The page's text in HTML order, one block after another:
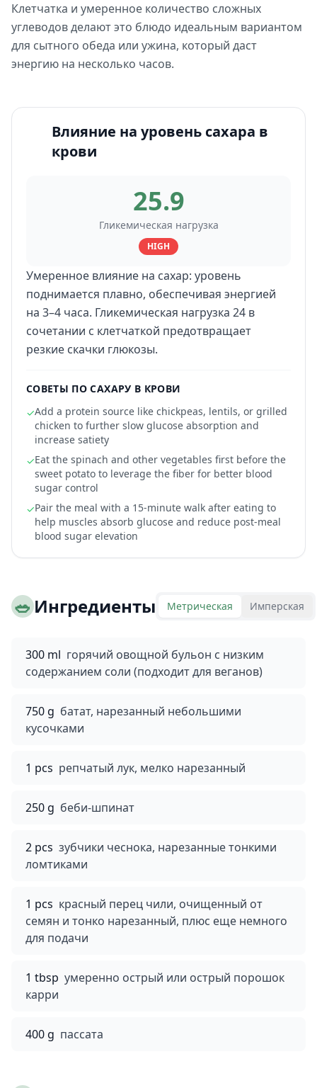
Клетчатка и умеренное количество сложных
углеводов делают это блюдо идеальным вариантом
для сытного обеда или ужина, который даст
энергию на несколько часов.
Влияние на уровень сахара в
крови
25.9
Гликемическая нагрузка
HIGH
Умеренное влияние на сахар: уровень
поднимается плавно, обеспечивая энергией
на 3–4 часа. Гликемическая нагрузка 24 в
сочетании с клетчаткой предотвращает
резкие скачки глюкозы.
СОВЕТЫ ПО САХАРУ В КРОВИ
✓Add a protein source like chickpeas, lentils, or grilled
chicken to further slow glucose absorption and
increase satiety
✓Eat the spinach and other vegetables first before the
sweet potato to leverage the fiber for better blood
sugar control
✓Pair the meal with a 15-minute walk after eating to
help muscles absorb glucose and reduce post-meal
blood sugar elevation
🥗Ингредиенты Метрическая Имперская
300 ml горячий овощной бульон с низким
содержанием соли (подходит для веганов)
750 g батат, нарезанный небольшими
кусочками
1 pcs репчатый лук, мелко нарезанный
250 g беби-шпинат
2 pcs зубчики чеснока, нарезанные тонкими
ломтиками
1 pcs красный перец чили, очищенный от
семян и тонко нарезанный, плюс еще немного
для подачи
1 tbsp умеренно острый или острый порошок
карри
400 g пассата